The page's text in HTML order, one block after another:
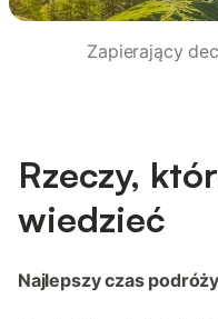
Zapierający
Rzeczy,
wiedzieć
Najlepszy czas podróży